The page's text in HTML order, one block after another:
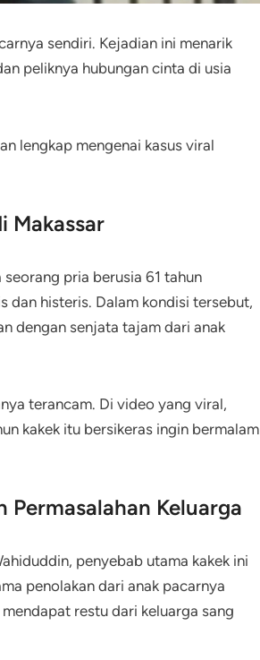
sendiri. Kejadian ini menarik
peliknya hubungan cinta di usia
lengkap mengenai kasus viral
Makassar
pria berusia 61 tahun
dan histeris. Dalam kondisi tersebut,
dengan senjata tajam dari anak
terancam. Di video yang viral,
kakek itu bersikeras ingin bermalam
Permasalahan Keluarga
penyebab utama kakek ini
penolakan dari anak pacarnya
restu dari keluarga sang